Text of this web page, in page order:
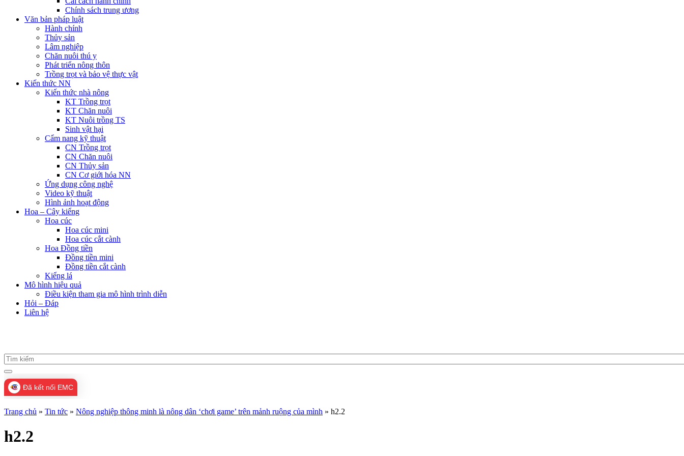
Chính sách trung ương
Văn bản pháp luật
Hành chính
Thủy sản
Lâm nghiệp
Chăn nuôi thú y
Phát triển nông thôn
Trồng trọt và bảo vệ thực vật
Kiến thức NN
Kiến thức nhà nông
KT Trồng trọt
KT Chăn nuôi
KT Nuôi trồng TS
Sinh vật hại
Cẩm nang kỹ thuật
CN Trồng trọt
CN Chăn nuôi
CN Thủy sản
CN Cơ giới hóa NN
Ứng dụng công nghệ
Video kỹ thuật
Hình ảnh hoạt động
Hoa – Cây kiểng
Hoa cúc
Hoa cúc mini
Hoa cúc cắt cành
Hoa Đồng tiền
Đồng tiền mini
Đồng tiền cắt cành
Kiểng lá
Mô hình hiệu quả
Điều kiện tham gia mô hình trình diễn
Hỏi – Đáp
Liên hệ
Đã kết nối EMC
Trang chủ » Tin tức » Nông nghiệp thông minh là nông dân ‘chơi game’ trên mảnh ruộng của mình » h2.2
h2.2